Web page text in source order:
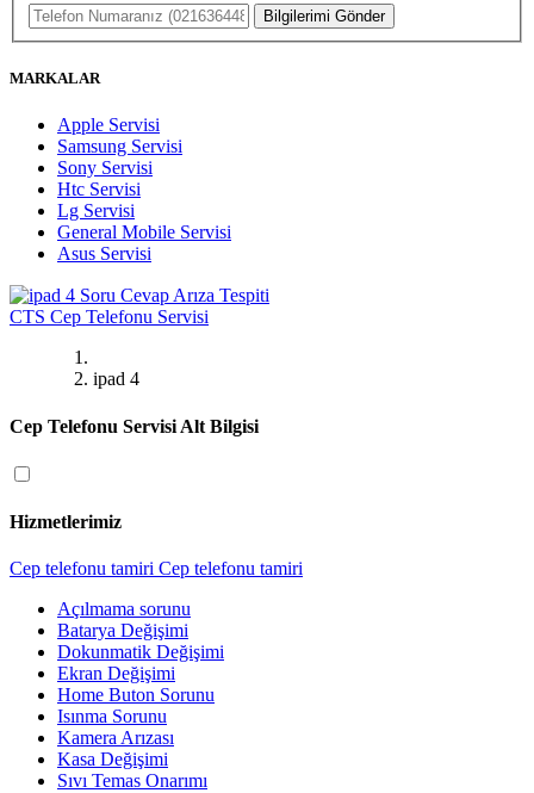
Bilgilerimi Gönder
MARKALAR
Apple Servisi
Samsung Servisi
Sony Servisi
Htc Servisi
Lg Servisi
General Mobile Servisi
Asus Servisi
CTS Cep Telefonu Servisi
ipad 4
Cep Telefonu Servisi Alt Bilgisi
Hizmetlerimiz
Cep telefonu tamiri Cep telefonu tamiri
Açılmama sorunu
Batarya Değişimi
Dokunmatik Değişimi
Ekran Değişimi
Home Buton Sorunu
Isınma Sorunu
Kamera Arızası
Kasa Değişimi
Sıvı Temas Onarımı